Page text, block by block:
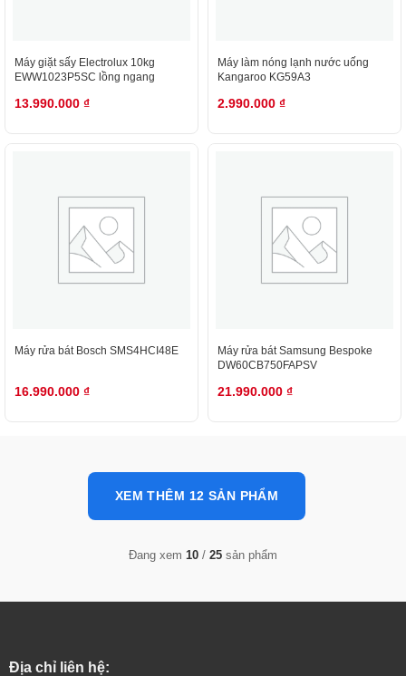
Máy giặt sấy Electrolux 10kg
EWW1023P5SC lồng ngang
13.990.000 ₫
Máy làm nóng lạnh nước uống
Kangaroo KG59A3
2.990.000 ₫
Máy rửa bát Bosch SMS4HCI48E
16.990.000 ₫
Máy rửa bát Samsung Bespoke
DW60CB750FAPSV
21.990.000 ₫
XEM THÊM 12 SẢN PHẨM
Đang xem 10 / 25 sản phẩm
Địa chỉ liên hệ: